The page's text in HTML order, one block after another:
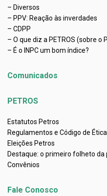
– Diversos
– PPV: Reação às inverdades
– CDPP
– O que diz a PETROS (sobre o
– É o INPC um bom índice?
Comunicados
PETROS
Estatutos Petros
Regulamentos e Código de Ética
Eleições Petros
Destaque: o primeiro folheto da
Convênios
Fale Conosco